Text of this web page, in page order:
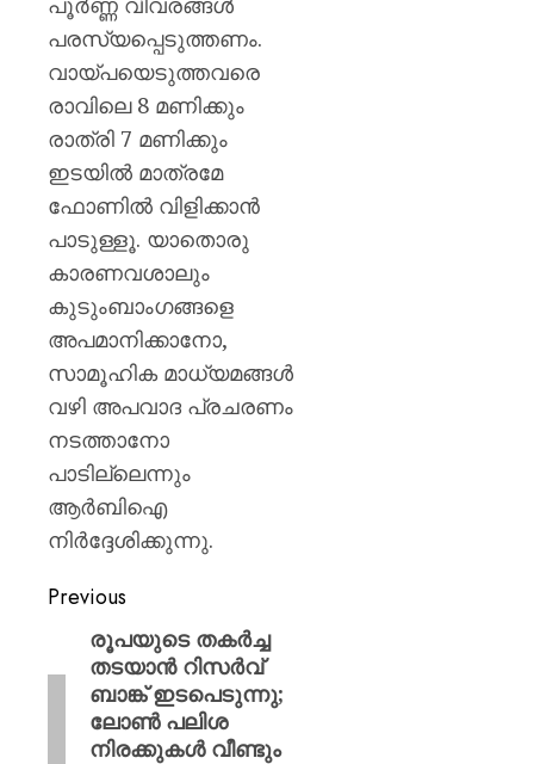
പരസ്യപ്പെടുത്തണം.
വായ്പയെടുത്തവരെ
രാവിലെ 8 മണിക്കും
രാത്രി 7 മണിക്കും
ഇടയിൽ മാത്രമേ
ഫോണിൽ വിളിക്കാൻ
പാടുള്ളൂ. യാതൊരു
കാരണവശാലും
കുടുംബാംഗങ്ങളെ
അപമാനിക്കാനോ,
സാമൂഹിക മാധ്യമങ്ങൾ
വഴി അപവാദ പ്രചരണം
നടത്താനോ
പാടില്ലെന്നും
ആർബിഐ
നിർദ്ദേശിക്കുന്നു.
Previous
രൂപയുടെ തകർച്ച
തടയാൻ റിസർവ്
ബാങ്ക് ഇടപെടുന്നു;
ലോൺ പലിശ
നിരക്കുകൾ വീണ്ടും